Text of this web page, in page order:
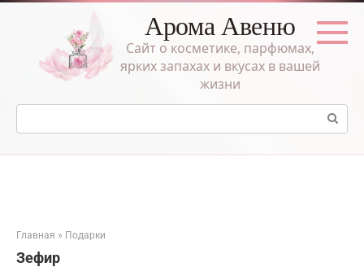
Перейти
Арома Авеню
Сайт о косметике, парфюмах,
ярких запахах и вкусах в вашей
жизни
Поиск:
Главная » Подарки
Зефир